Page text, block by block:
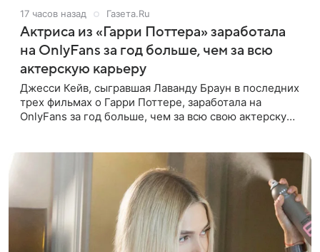
17 часов назад Газета.Ru
Актриса из «Гарри Поттера» заработала
на OnlyFans за год больше, чем за всю
актерскую карьеру
Джесси Кейв, сыгравшая Лаванду Браун в последних
трех фильмах о Гарри Поттере, заработала на
OnlyFans за год больше, чем за всю свою актерскую